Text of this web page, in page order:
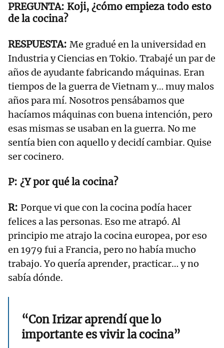
Koji, ¿cómo empieza todo esto
de la cocina?
Me gradué en la universidad en
Industria y Ciencias en Tokio. Trabajé un par de
años de ayudante fabricando máquinas. Eran
tiempos de la guerra de Vietnam y… muy malos
años para mí. Nosotros pensábamos que
hacíamos máquinas con buena intención, pero
esas mismas se usaban en la guerra. No me
sentía bien con aquello y decidí cambiar. Quise
ser cocinero.
¿Y por qué la cocina?
Porque vi que con la cocina podía hacer
felices a las personas. Eso me atrapó. Al
principio me atrajo la cocina europea, por eso
en 1979 fui a Francia, pero no había mucho
trabajo. Yo quería aprender, practicar… y no
sabía dónde.
“Con Irizar aprendí que lo
importante es vivir la cocina”